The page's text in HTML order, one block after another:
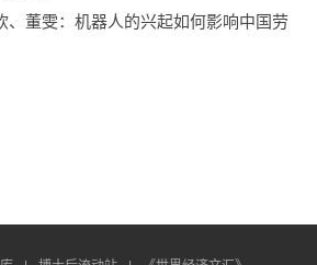
、董雯：机器人的兴起如何影响中国劳